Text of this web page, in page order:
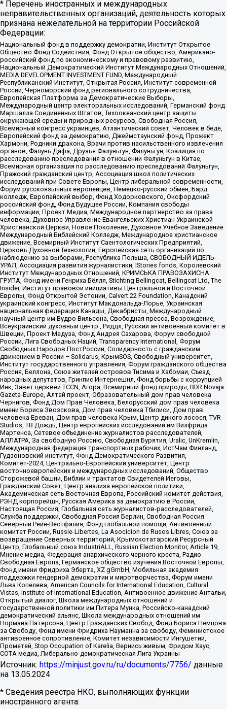
* Перечень иностранных и международных
неправительственных организаций, деятельность которых
признана нежелательной на территории Российской
Федерации:
Национальный фонд в поддержку демократии, Институт Открытое
Общество Фонд Содействия, Фонд Открытое общество, Американо-
российский фонд по экономическому и правовому развитию,
Национальный Демократический Институт Международных Отношений,
MEDIA DEVELOPMENT INVESTMENT FUND, Международный
Республиканский Институт, Открытая Россия, Институт современной
России, Черноморский фонд регионального сотрудничества,
Европейская Платформа за Демократические Выборы,
Международный центр электоральных исследований, Германский фонд
Маршалла Соединенных Штатов, Тихоокеанский центр защиты
окружающей среды и природных ресурсов, Свободная Россия,
Всемирный конгресс украинцев, Атлантический совет, Человек в беде,
Европейский фонд за демократию, Джеймстаунский фонд, Прожект
Хармони, Родники дракона, Врачи против насильственного извлечения
органов, Фалунь Дафа, Друзья Фалуньгун, Фалуньгун, Коалиция по
расследованию преследования в отношении Фалуньгун в Китае,
Всемирная организация по расследованию преследований Фалуньгун,
Пражский гражданский центр, Ассоциация школ политических
исследований при Совете Европы, Центр либеральной современности,
Форум русскоязычных европейцев, Немецко-русский обмен, Бард
колледж, Европейский выбор, Фонд Ходорковского, Оксфордский
российский фонд, Фонд Будущее России, Компания свободы
информации, Проект Медиа, Международное партнерство за права
человека, Духовное Управление Евангельских Христиан Украинской
Христианской Церкви, Новое Поколение, Духовное Учебное Заведение
Международный Библейский Колледж, Международное христианское
движение, Всемирный Институт Саентологических Предприятий,
Церковь Духовной Технологии, Европейская сеть организаций по
наблюдению за выборами, Республика Польша, СВОБОДНЫЙ ИДЕЛЬ-
УРАЛ, Ассоциация развития журналистики, IStories fonds, Королевский
Институт Международных Отношений, КРИМСЬКА ПРАВОЗАХИСНА
ГРУПА, Фонд имени Генриха Бёлля, Stichting Bellingcat, Bellingcat Ltd, The
Insider, Институт правовой инициативы Центральной и Восточной
Европы, Фонд Открытой Эстонии, Calvert 22 Foundation, Канадский
украинский конгресс, Институт Макдональда-Лорье, Украинская
национальная федерация Канады, Декабристы, Международный
научный центр им Вудро Вильсона, Свободная пресса, Возрождение,
Всеукраинский духовный центр , Риддл, Русский антивоенный комитет в
Швеции, Проект Медуза, Фонд Андрея Сахарова, Форум свободной
России, Лига Свободных Наций, Transparеncy International, Форум
Свободных Народов ПостРоссии, Солидарность с гражданским
движением в России – Solidarus, КрымSOS, Свободный университет,
Институт государственного управления, Форум гражданского общества
Россия, Беллона, Союз жителей островов Тисима и Хабомаи, Съезд
народных депутатов, Гринпис Интернешнл, Фонд борьбы с коррупцией
Инк, Завет церквей TCCN, Агора, Всемирный фонд природы, BDR Novaja
Gazeta-Europe, Алтай проект, Образовательный дом прав человека
Чернигов, Фонд Дом Прав Человека, Белорусский дом прав человека
имени Бориса Звозскова, Дом прав человека Тбилиси, Дом прав
человека Ереван, Дом прав человека Крым, Центр дикого лосося, TVR
Studios, ТВ Дождь, Центр европейских исследований им Вилфрида
Мартенса, Сетевое объединение журналистов расследователей,
АЛЛАТРА, За свободную Россию, Свободная Бурятия, Uralic, UnKremlin,
Международная федерация транспортных рабочих, ИстЧам Финланд,
Гудзоновский институт, Фонд Демократического Развития,
Комитет-2024, Центрально-Европейский университет, Центр
восточноевропейских и международных исследований, Общество
Сторожевой башни, Библии и трактатов Свидетелей Иеговы,
Гражданский Совет, Центр анализа европейской политики,
Академическая сеть Восточная Европа, Российский комитет действия,
РЭНД корпорейшн, Русская Америка за демократию в России,
Настоящая Россия, Глобальная сеть журналистов-расследователей,
Служба поддержки, Свободная Россия Берлин, Свободная Россия
Северный Рейн-Вестфалия, Фонд глобальной помощи, Антивоенный
комитет России, Russie-Libertes, La Asocicion de Rusos Libres, Союз за
возвращение Северных территорий, Крымскотатарский Ресурсный
Центр, Глобальный союз IndustriALL, Russian Election Monitor, Article 19,
Мнение медиа, Федерация анархического черного креста, Радио
Свободная Европа, Германское общество изучения Восточной Европы,
Фонд имени Фридриха Эберта, XZ gGmbH, Мобильная академия
поддержки гендерной демократии и миротворчества, Форум имени
Льва Копелева, American Councils for International Education, Cultural
Vistas, Institute of International Education, Антивоенное движение Антальи,
Открытый диалог, Школа международных отношений и
государственной политики им Питера Мунка, Российско-канадский
демократический альянс, Школа международных отношений им
Нормана Патерсона, Центр Гражданских Свобод, Фонд Бориса Немцова
за Свободу, Фонд имени Фридриха Науманна за свободу, Феминистское
антивоенное сопротивление, Комитет независимости Ингушетии,
Прометей, Stop Occupation of Karelia, Вернись живым, Фридом Хаус,
СОТА медиа, Либерально-демократическая Лига Украины
Источник: https://minjust.gov.ru/ru/documents/7756/ данные
на 13.05.2024
* Сведения реестра НКО, выполняющих функции
иностранного агента: